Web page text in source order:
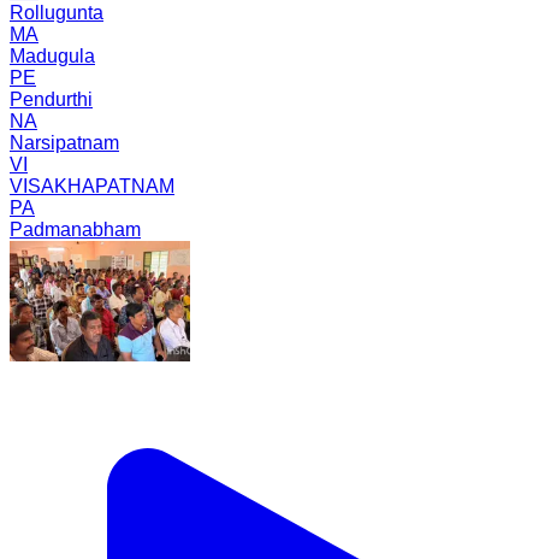
Rollugunta
MA
Madugula
PE
Pendurthi
NA
Narsipatnam
VI
VISAKHAPATNAM
PA
Padmanabham